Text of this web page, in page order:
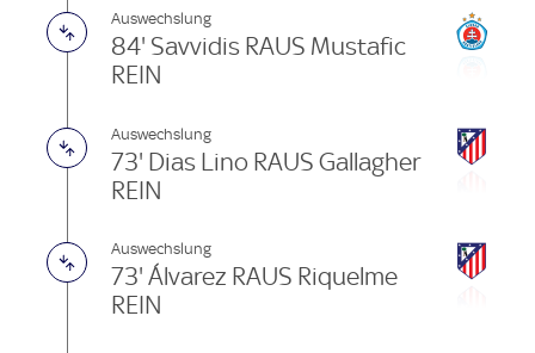
Auswechslung
84' Savvidis RAUS Mustafic
REIN
Auswechslung
73' Dias Lino RAUS Gallagher
REIN
Auswechslung
73' Álvarez RAUS Riquelme
REIN